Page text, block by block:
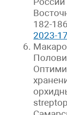
182-
2023-